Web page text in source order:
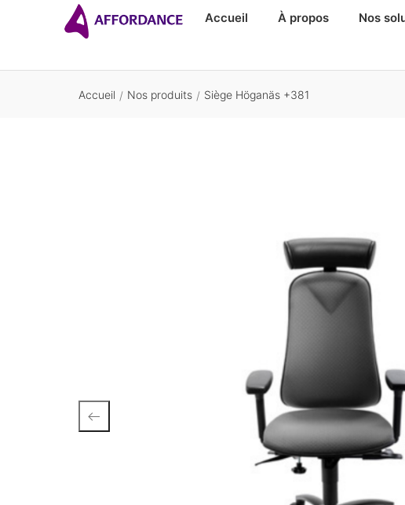
Accueil À propos Nos
Accueil / Nos produits / Siège Höganäs +381